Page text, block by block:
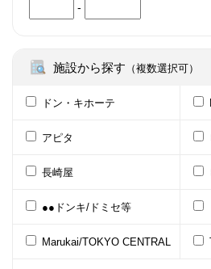
-
施設から探す （複数選択可）
ドン・キホーテ
アピタ
長崎屋
●●ドンキ/ドミセ等
Marukai/TOKYO CENTRAL